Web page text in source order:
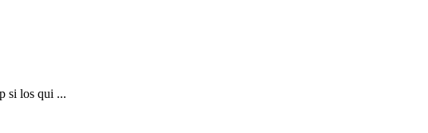
si los qui ...